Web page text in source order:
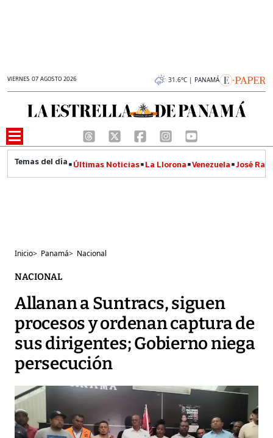
VIERNES 07 AGOSTO 2026 31.6°C | PANAMÁ
Últimas Noticias La Llorona Venezuela José
Inicio> Panamá> Nacional
NACIONAL
Allanan a Suntracs, siguen
procesos y ordenan captura de
sus dirigentes; Gobierno niega
persecución